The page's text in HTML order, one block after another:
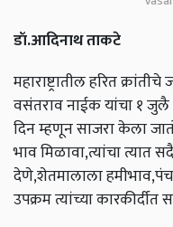
डॉ.आदिनाथ ताकटे
महाराष्ट्रातील हरित
वसंतराव नाईक यांचा १ जुलै
दिन म्हणून साजरा केला
भाव मिळावा,त्यांचा त्यात
देणे,शेतमालाला
उपक्रम त्यांच्या कारकीर्दीत